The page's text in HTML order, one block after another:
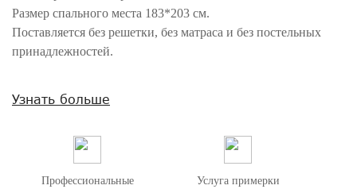
Размер спального места 183*203 см.
Поставляется без решетки, без матраса и без постельных
принадлежностей.
особенностей цветопередачи различных мониторов.
Узнать больше
Профессиональные
Услуга примерки